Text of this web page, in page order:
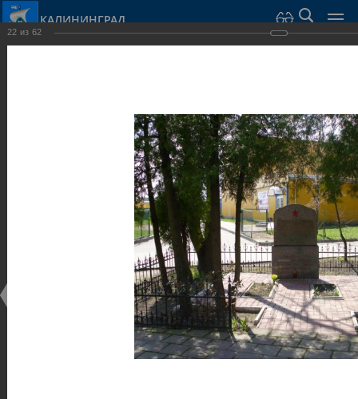
КАЛИНИНГРАД
Достопримечательности
Скульптуры и мемориалы
22 из 62